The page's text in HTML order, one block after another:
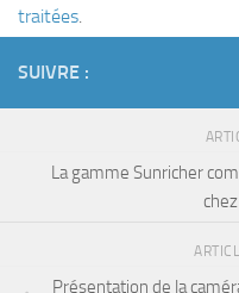
traitées.
SUIVRE :
La gamme Sunricher
Présentation de la